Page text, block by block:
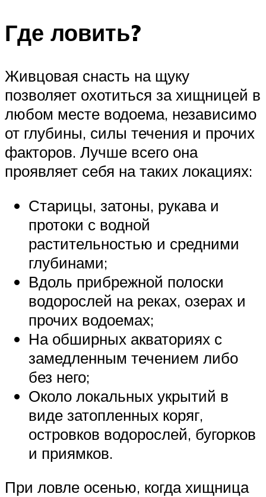
Где ловить?
Живцовая снасть на щуку
позволяет охотиться за хищницей в
любом месте водоема, независимо
от глубины, силы течения и прочих
факторов. Лучше всего она
проявляет себя на таких локациях:
Старицы, затоны, рукава и
протоки с водной
растительностью и средними
глубинами;
Вдоль прибрежной полоски
водорослей на реках, озерах и
прочих водоемах;
На обширных акваториях с
замедленным течением либо
без него;
Около локальных укрытий в
виде затопленных коряг,
островков водорослей, бугорков
и приямков.
При ловле осенью, когда хищница